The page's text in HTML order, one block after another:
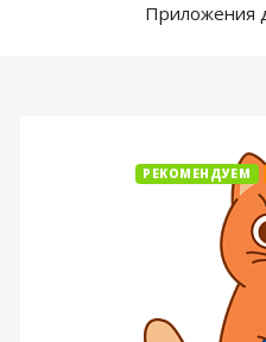
Приложения
РЕКОМЕНДУЕМ